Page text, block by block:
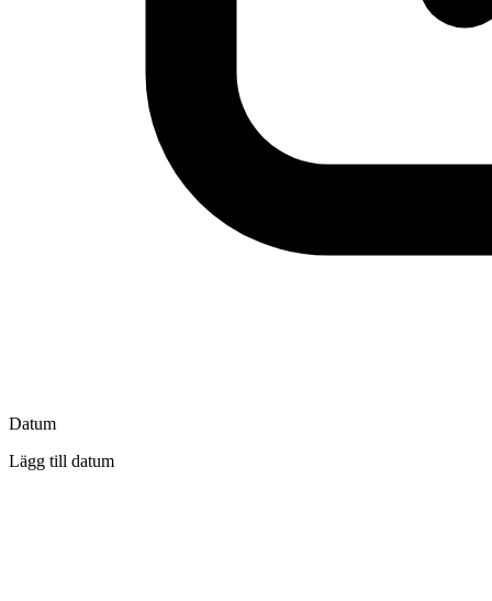
Datum
Lägg till datum